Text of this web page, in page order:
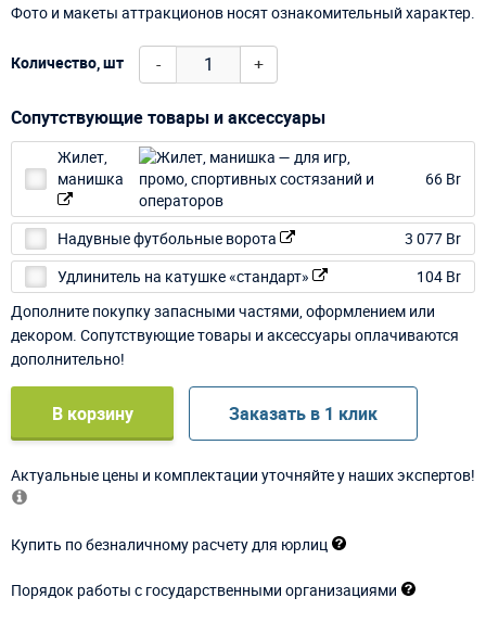
Фото и макеты аттракционов носят ознакомительный характер.
Количество, шт - +
Сопутствующие товары и аксессуары
Жилет,
манишка
66 Br
Надувные футбольные ворота
3 077 Br
Удлинитель на катушке «стандарт»
104 Br
Дополните покупку запасными частями, оформлением или
декором. Сопутствующие товары и аксессуары оплачиваются
дополнительно!
В корзину Заказать в 1 клик
Актуальные цены и комплектации уточняйте у наших экспертов!
Купить по безналичному расчету для юрлиц
Порядок работы с государственными организациями